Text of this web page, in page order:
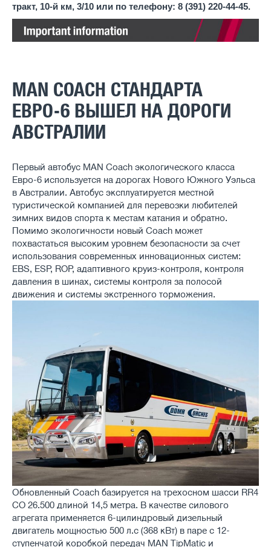
тракт, 10-й км, 3/10 или по телефону: 8 (391) 220-44-45.
MAN COACH СТАНДАРТА
ЕВРО-6 ВЫШЕЛ НА ДОРОГИ
АВСТРАЛИИ
Первый автобус MAN Coach экологического класса
Евро-6 используется на дорогах Нового Южного Уэльса
в Австралии. Автобус эксплуатируется местной
туристической компанией для перевозки любителей
зимних видов спорта к местам катания и обратно.
Помимо экологичности новый Coach может
похвастаться высоким уровнем безопасности за счет
использования современных инновационных систем:
EBS, ESP, ROP, адаптивного круиз-контроля, контроля
давления в шинах, системы контроля за полосой
движения и системы экстренного торможения.
Обновленный Coach базируется на трехосном шасси RR4
CO 26.500 длиной 14,5 метра. В качестве силового
агрегата применяется 6-цилиндровый дизельный
двигатель мощностью 500 л.с (368 кВт) в паре с 12-
ступенчатой ​​коробкой передач MAN TipMatic и